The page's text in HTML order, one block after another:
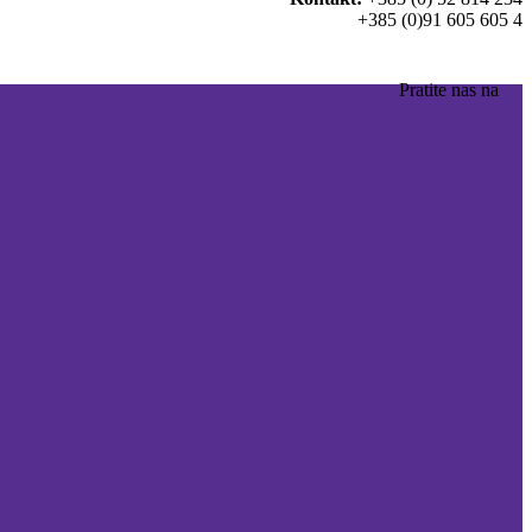
+385 (0)91 605 605 4
Pratite nas na